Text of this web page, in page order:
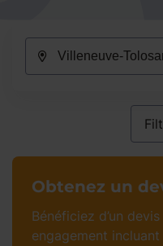
Obtenez un
Bénéficiez d’un
engagement incluant